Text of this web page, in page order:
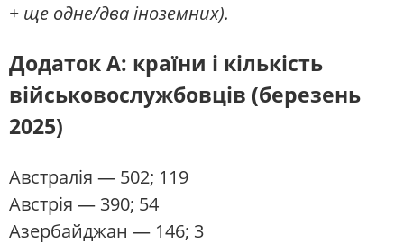
+ ще одне/два іноземних).
Додаток A: країни і кількість
військовослужбовців (березень
2025)
Австралія — 502; 119
Австрія — 390; 54
Азербайджан — 146; 3